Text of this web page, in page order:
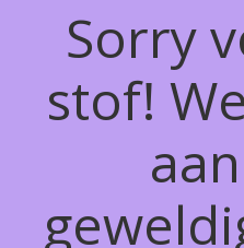
Sorry
stof!